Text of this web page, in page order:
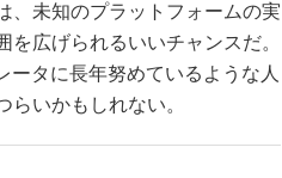
、未知のプラットフォームの実
広げられるいいチャンスだ。
タに長年努めているような人
いかもしれない。